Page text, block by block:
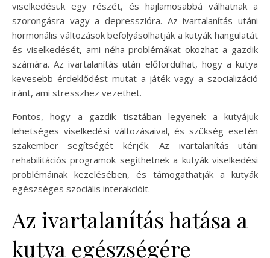
viselkedésük egy részét, és hajlamosabbá válhatnak a
szorongásra vagy a depresszióra. Az ivartalanítás utáni
hormonális változások befolyásolhatják a kutyák hangulatát
és viselkedését, ami néha problémákat okozhat a gazdik
számára. Az ivartalanítás után előfordulhat, hogy a kutya
kevesebb érdeklődést mutat a játék vagy a szocializáció
iránt, ami stresszhez vezethet.
Fontos, hogy a gazdik tisztában legyenek a kutyájuk
lehetséges viselkedési változásaival, és szükség esetén
szakember segítségét kérjék. Az ivartalanítás utáni
rehabilitációs programok segíthetnek a kutyák viselkedési
problémáinak kezelésében, és támogathatják a kutyák
egészséges szociális interakcióit.
Az ivartalanítás hatása a
kutya egészségére